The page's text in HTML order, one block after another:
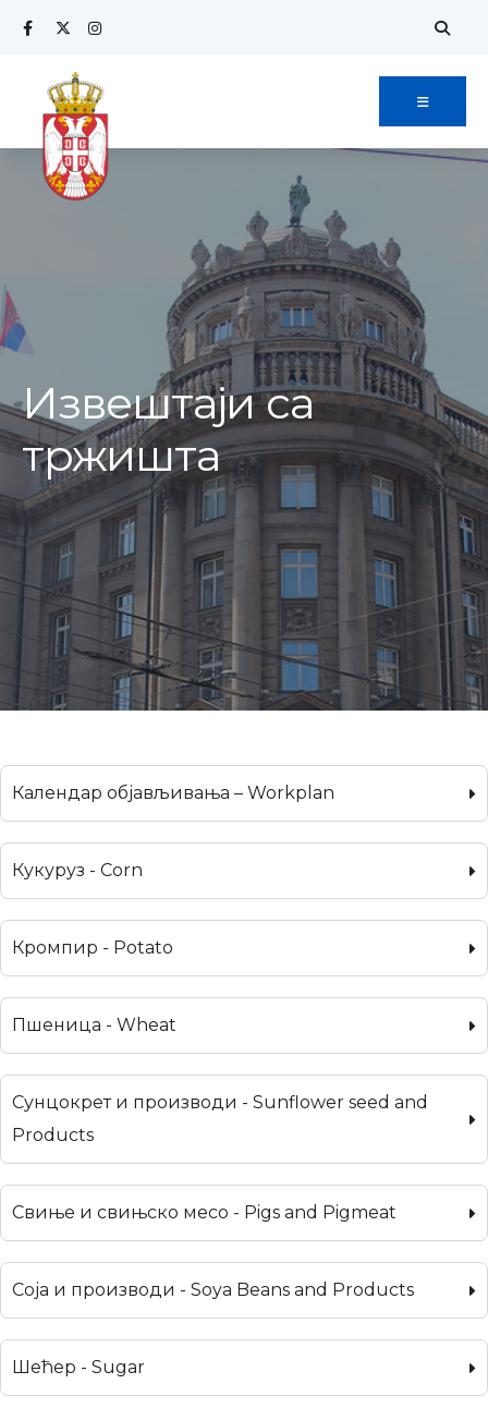
Извештаји са
тржишта
Календар објављивања – Workplan
Кукуруз - Corn
Кромпир - Potato
Пшеница - Wheat
Сунцокрет и производи - Sunflower seed and
Products
Свиње и свињско месо - Pigs and Pigmeat
Соја и производи - Soya Beans and Products
Шећер - Sugar